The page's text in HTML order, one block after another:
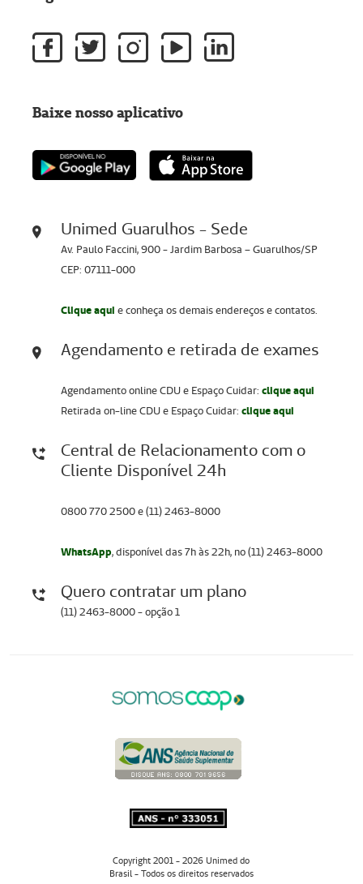
Unimed Guarulhos - Sede
Av. Paulo Faccini, 900 - Jardim Barbosa – Guarulhos/SP
CEP: 07111-000
Clique aqui e conheça os demais endereços e contatos.
Agendamento e retirada de exames
Agendamento online CDU e Espaço Cuidar: clique aqui
Retirada on-line CDU e Espaço Cuidar: clique aqui
Central de Relacionamento com o
Cliente Disponível 24h
0800 770 2500 e (11) 2463-8000
WhatsApp, disponível das 7h às 22h, no (11) 2463-8000
Quero contratar um plano
(11) 2463-8000 - opção 1
Baixe nosso aplicativo
Copyright 2001 - 2026 Unimed do
Brasil - Todos os direitos reservados